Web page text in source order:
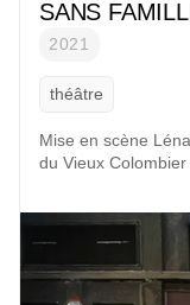
SANS
2021
théâtre
Mise en scène
du Vieux Colombier